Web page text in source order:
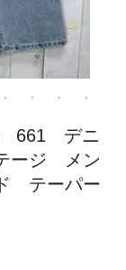
661 デニ
ージ メン
テーパー